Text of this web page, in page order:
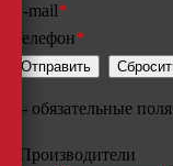
E-mail*
Телефон*
- обязательные поля
Производители